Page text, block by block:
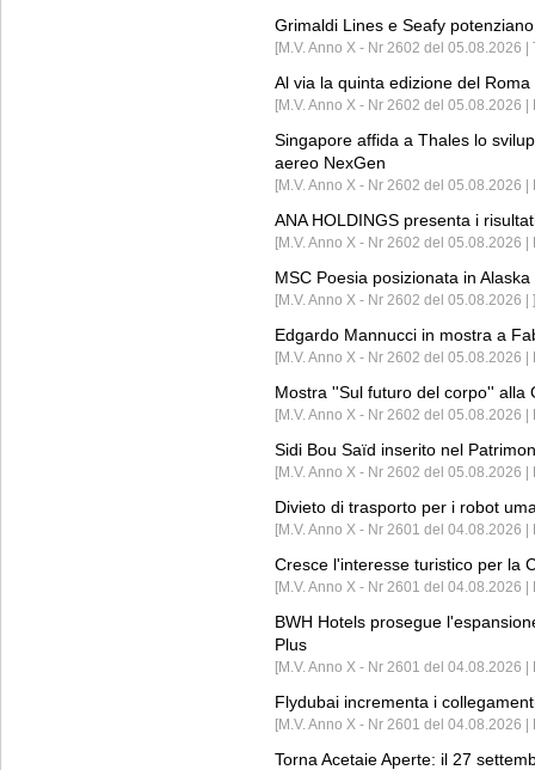
Grimaldi Lines e Seafy
[M.V. Anno X - Nr 2602 del 05.08.2026 |
Al via la quinta edizione del
[M.V. Anno X - Nr 2602 del 05.08.2026 |
Singapore affida a Thales lo
aereo NexGen
[M.V. Anno X - Nr 2602 del 05.08.2026
ANA HOLDINGS presenta i
[M.V. Anno X - Nr 2602 del 05.08.2026
MSC Poesia posizionata in
[M.V. Anno X - Nr 2602 del 05.08.2026 | ]
Edgardo Mannucci in mostra a
[M.V. Anno X - Nr 2602 del 05.08.2026 |
Mostra ''Sul futuro del corpo'' alla
[M.V. Anno X - Nr 2602 del 05.08.2026
Sidi Bou Saïd inserito nel
[M.V. Anno X - Nr 2602 del 05.08.2026
Divieto di trasporto per i robot
[M.V. Anno X - Nr 2601 del 04.08.2026
Cresce l'interesse turistico per la
[M.V. Anno X - Nr 2601 del 04.08.2026 |
BWH Hotels prosegue
Plus
[M.V. Anno X - Nr 2601 del 04.08.2026 |
Flydubai incrementa i
[M.V. Anno X - Nr 2601 del 04.08.2026 |
Torna Acetaie Aperte: il 27